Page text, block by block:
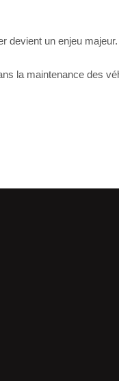
devient un enjeu majeur.
la maintenance des